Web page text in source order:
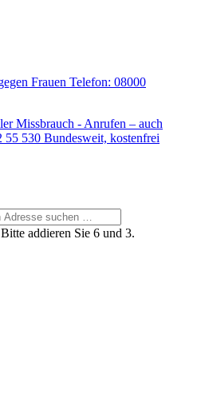
Bitte addieren Sie 6 und 3.